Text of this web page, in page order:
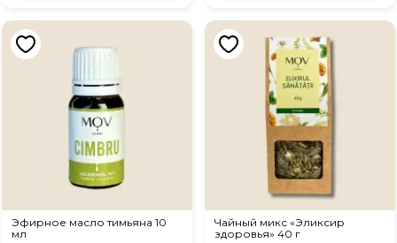
Эфирное масло тимьяна 10
мл
Чайный микс «Эликсир
здоровья» 40 г